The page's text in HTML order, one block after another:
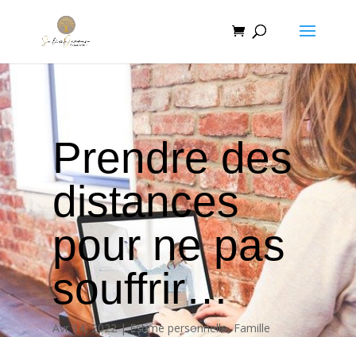
Prendre des
distances
pour ne pas
souffrir…
Avr 14, 2022 Estime personnelle,Famille